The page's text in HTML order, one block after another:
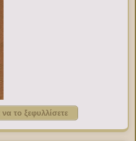
το ξεφυλλίσετε